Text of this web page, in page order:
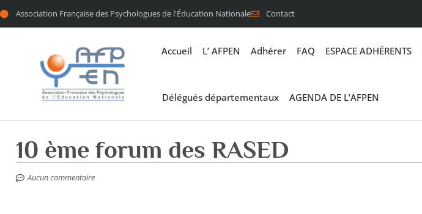
Association Française des Psychologues de l'Éducation Nationale Contact
Accueil L’ AFPEN Adhérer FAQ ESPACE ADHÉRENTS
Délégués départementaux AGENDA DE L’AFPEN
10 ème forum des RASED
Aucun commentaire